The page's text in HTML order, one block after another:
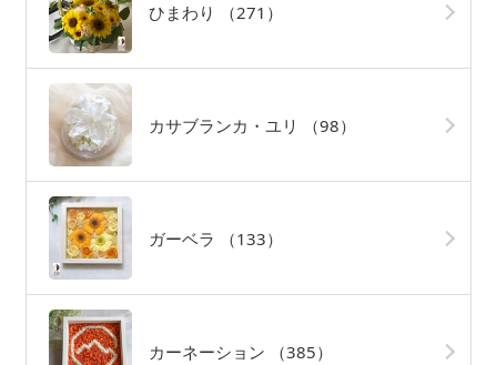
ひまわり （271）
カサブランカ・ユリ （98）
ガーベラ （133）
カーネーション （385）